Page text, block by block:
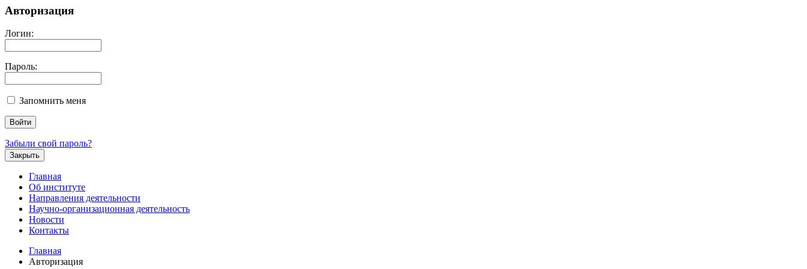
Авторизация
Логин:
Пароль:
Запомнить меня
Забыли свой пароль?
Закрыть
Главная
Об институте
Направления деятельности
Научно-организационная деятельность
Новости
Контакты
Главная
Авторизация